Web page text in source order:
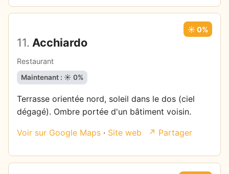
11. Acchiardo
Restaurant
☀️ 0%
Maintenant : ☀️ 0%
Terrasse orientée nord, soleil dans le dos (ciel
dégagé). Ombre portée d'un bâtiment voisin.
Voir sur Google Maps · Site web ↗ Partager